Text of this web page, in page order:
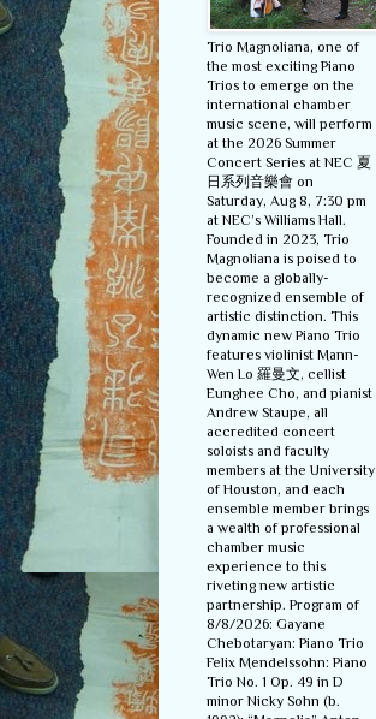
Trio Magnoliana, one of
the most exciting Piano
Trios to emerge on the
international chamber
music scene, will perform
at the 2026 Summer
Concert Series at NEC 夏
日系列音樂會 on
Saturday, Aug 8, 7:30 pm
at NEC’s Williams Hall.
Founded in 2023, Trio
Magnoliana is poised to
become a globally-
recognized ensemble of
artistic distinction. This
dynamic new Piano Trio
features violinist Mann-
Wen Lo 羅曼文, cellist
Eunghee Cho, and pianist
Andrew Staupe, all
accredited concert
soloists and faculty
members at the University
of Houston, and each
ensemble member brings
a wealth of professional
chamber music
experience to this
riveting new artistic
partnership. Program of
8/8/2026: Gayane
Chebotaryan: Piano Trio
Felix Mendelssohn: Piano
Trio No. 1 Op. 49 in D
minor Nicky Sohn (b.